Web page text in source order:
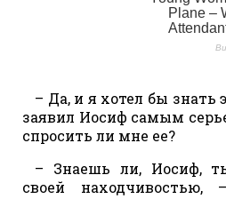
– Да, и я хотел бы знать
заявил Иосиф самым
спросить ли мне ее?
– Знаешь ли, Иосиф,
своей находчивостью,